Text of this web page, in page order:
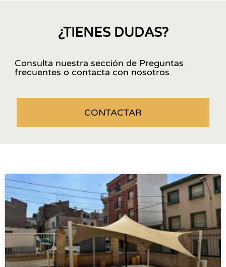
¿TIENES DUDAS?
Consulta nuestra sección de Preguntas
frecuentes o contacta con nosotros.
CONTACTAR